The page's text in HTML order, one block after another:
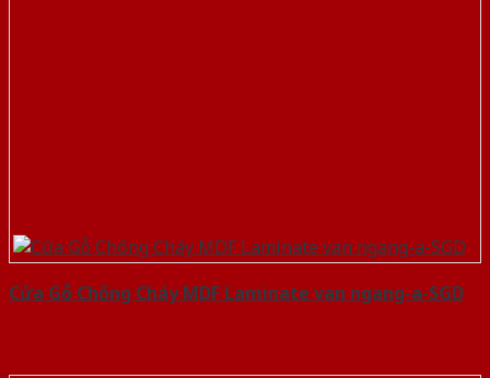
Cửa Gỗ Chống Cháy MDF Laminate van ngang-a-SGD